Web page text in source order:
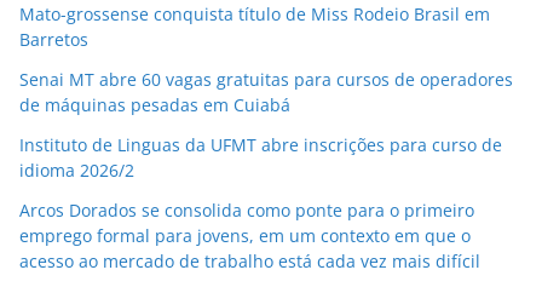
Mato-grossense conquista título de Miss Rodeio Brasil em
Barretos
Senai MT abre 60 vagas gratuitas para cursos de operadores
de máquinas pesadas em Cuiabá
Instituto de Linguas da UFMT abre inscrições para curso de
idioma 2026/2
Arcos Dorados se consolida como ponte para o primeiro
emprego formal para jovens, em um contexto em que o
acesso ao mercado de trabalho está cada vez mais difícil